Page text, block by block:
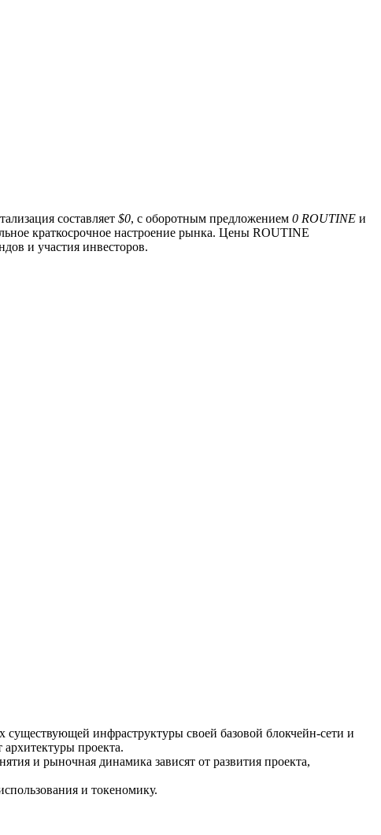
составляет $0, с оборотным предложением 0 ROUTINE и
краткосрочное настроение рынка. Цены ROUTINE
и участия инвесторов.
инфраструктуры своей базовой блокчейн-сети и
проекта.
и рыночная динамика зависят от развития проекта,
и токеномику.